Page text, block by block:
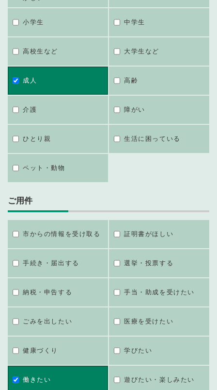
小学生 中学生
高校生など 大学生など
成人 高齢
介護 障がい
ひとり親 生活に困っている
ペット・動物
ご用件
市からの情報を受け取る 証明書がほしい
手続き・届出する 選挙・投票する
納税・申告する 手当・助成を受けたい
ごみを出したい 医療を受けたい
健康づくり 学びたい
働きたい 遊びたい・楽しみたい